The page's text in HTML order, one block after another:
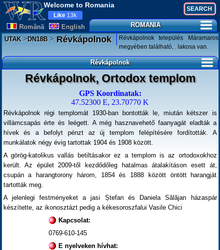
Welcome to Romania
Românã English
Like 13k
ROMANIA
UTAK>DN18B>Révkápolnok
Révkápolnok település Máramaros
megyében található, . lakosa van.
Révkápolnok
Révkápolnok, Ortodox templom
GPS Koordinatak:
47.52300 E, 23.70770 K
Révkápolnok régi templomát 1930-ban bontották le, miután kétszer is
villámcsapás érte és leégett. A még hasznavehető faanyagát eladták a
hívek és a befolyt pénzt az új templom felépítésére fordították. A
munkálatok négy évig tartottak 1904 és 1908 között.
A görög-katolikus vallás betiltásakor ez a templom is az ortodoxokhoz
került. Az épület 2009-től kezdődőleg hatalmas átalakításon esett át,
csupán a harangtorony három, 1854 és 1888 között öntött harangját
tartották meg.
A jelenlegi festményeket a jasi Ștefan és Daniela Sălăjan házaspár
készítette, az ikonosztázt pedig a kékesoroszfalui Vasile Chici
Kapcsolat:
0769-610-145
E nyelveken hívhat: